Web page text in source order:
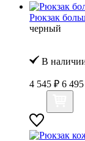
Рюкзак
черный
В
4 545 ₽ 6